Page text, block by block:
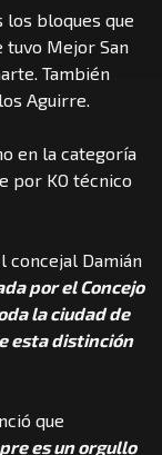
los bloques que
tuvo Mejor San
También
Aguirre.
en la categoría
por KO técnico
concejal Damián
por el Concejo
la ciudad de
esta distinción
que
es un orgullo